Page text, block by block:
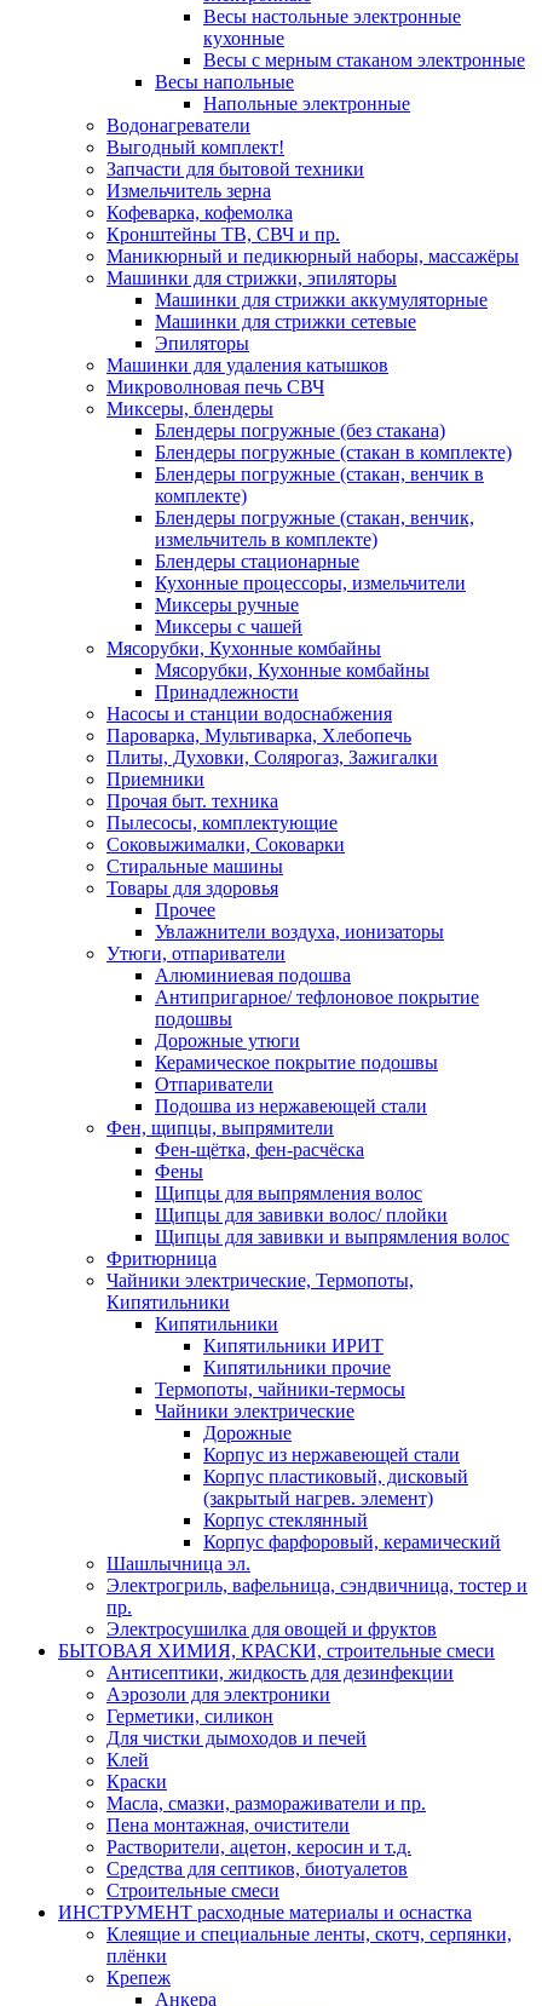
Весы настольные электронные
кухонные
Весы с мерным стаканом электронные
Весы напольные
Напольные электронные
Водонагреватели
Выгодный комплект!
Запчасти для бытовой техники
Измельчитель зерна
Кофеварка, кофемолка
Кронштейны ТВ, СВЧ и пр.
Маникюрный и педикюрный наборы, массажёры
Машинки для стрижки, эпиляторы
Машинки для стрижки аккумуляторные
Машинки для стрижки сетевые
Эпиляторы
Машинки для удаления катышков
Микроволновая печь СВЧ
Миксеры, блендеры
Блендеры погружные (без стакана)
Блендеры погружные (стакан в комплекте)
Блендеры погружные (стакан, венчик в
комплекте)
Блендеры погружные (стакан, венчик,
измельчитель в комплекте)
Блендеры стационарные
Кухонные процессоры, измельчители
Миксеры ручные
Миксеры с чашей
Мясорубки, Кухонные комбайны
Мясорубки, Кухонные комбайны
Принадлежности
Насосы и станции водоснабжения
Пароварка, Мультиварка, Хлебопечь
Плиты, Духовки, Солярогаз, Зажигалки
Приемники
Прочая быт. техника
Пылесосы, комплектующие
Соковыжималки, Соковарки
Стиральные машины
Товары для здоровья
Прочее
Увлажнители воздуха, ионизаторы
Утюги, отпариватели
Алюминиевая подошва
Антипригарное/ тефлоновое покрытие
подошвы
Дорожные утюги
Керамическое покрытие подошвы
Отпариватели
Подошва из нержавеющей стали
Фен, щипцы, выпрямители
Фен-щётка, фен-расчёска
Фены
Щипцы для выпрямления волос
Щипцы для завивки волос/ плойки
Щипцы для завивки и выпрямления волос
Фритюрница
Чайники электрические, Термопоты,
Кипятильники
Кипятильники
Кипятильники ИРИТ
Кипятильники прочие
Термопоты, чайники-термосы
Чайники электрические
Дорожные
Корпус из нержавеющей стали
Корпус пластиковый, дисковый
(закрытый нагрев. элемент)
Корпус стеклянный
Корпус фарфоровый, керамический
Шашлычница эл.
Электрогриль, вафельница, сэндвичница, тостер и
пр.
Электросушилка для овощей и фруктов
БЫТОВАЯ ХИМИЯ, КРАСКИ, строительные смеси
Антисептики, жидкость для дезинфекции
Аэрозоли для электроники
Герметики, силикон
Для чистки дымоходов и печей
Клей
Краски
Масла, смазки, размораживатели и пр.
Пена монтажная, очистители
Растворители, ацетон, керосин и т.д.
Средства для септиков, биотуалетов
Строительные смеси
ИНСТРУМЕНТ расходные материалы и оснастка
Клеящие и специальные ленты, скотч, серпянки,
плёнки
Крепеж
Анкера